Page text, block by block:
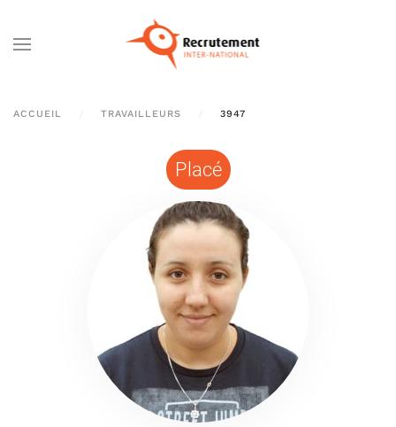
Passer au contenu principal
ACCUEIL TRAVAILLEURS 3947
Placé